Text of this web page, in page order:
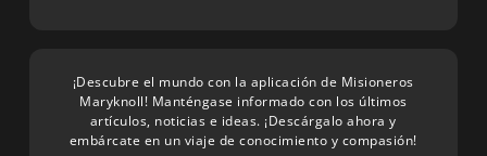
¡Descubre el mundo con la aplicación de Misioneros
Maryknoll! Manténgase informado con los últimos
artículos, noticias e ideas. ¡Descárgalo ahora y
embárcate en un viaje de conocimiento y compasión!